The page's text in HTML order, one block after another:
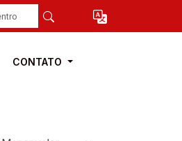
CONTATO